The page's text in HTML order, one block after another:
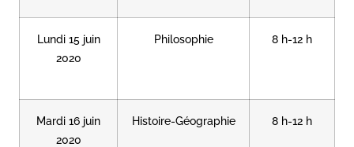
Lundi 15 juin
2020
Philosophie 8 h-12 h
Mardi 16 juin
2020
Histoire-Géographie 8 h-12 h